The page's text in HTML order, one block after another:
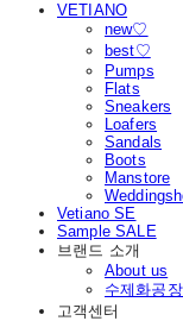
VETIANO
new♡
best♡
Pumps
Flats
Sneakers
Loafers
Sandals
Boots
Manstore
Vetiano SE
Sample SALE
브랜드 소개
About us
수제화공
고객센터